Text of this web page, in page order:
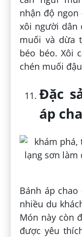
nhận độ ngon
xôi người dân
muối và dừa
béo béo. Xôi
chén muối
Đặc
áp
Bánh áp
nhiều du
Món này còn
được yêu